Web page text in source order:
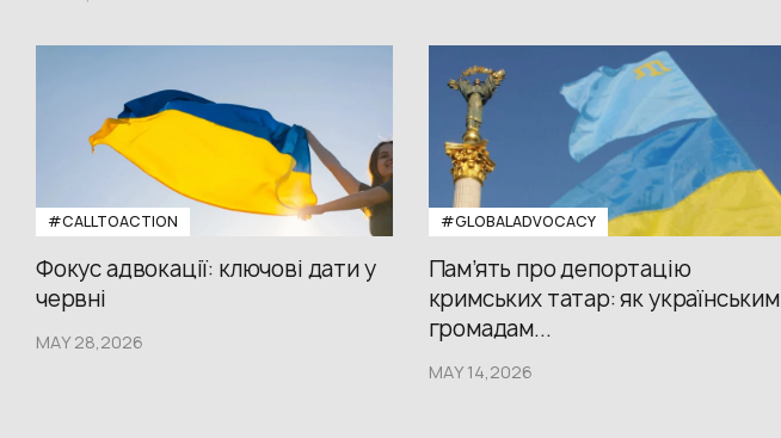
#CALLTOACTION
Фокус адвокації: ключові дати у
червні
MAY 28,2026
#GLOBALADVOCACY
Пам’ять про депортацію
кримських татар: як українським
громадам...
MAY 14,2026